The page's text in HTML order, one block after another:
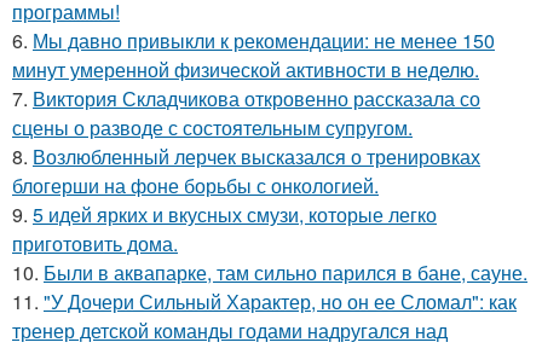
программы!
6. Мы давно привыкли к рекомендации: не менее 150
минут умеренной физической активности в неделю.
7. Виктория Складчикова откровенно рассказала со
сцены о разводе с состоятельным супругом.
8. Возлюбленный лерчек высказался о тренировках
блогерши на фоне борьбы с онкологией.
9. 5 идей ярких и вкусных смузи, которые легко
приготовить дома.
10. Были в аквапарке, там сильно парился в бане, сауне.
11. "У Дочери Сильный Характер, но он ее Сломал": как
тренер детской команды годами надругался над